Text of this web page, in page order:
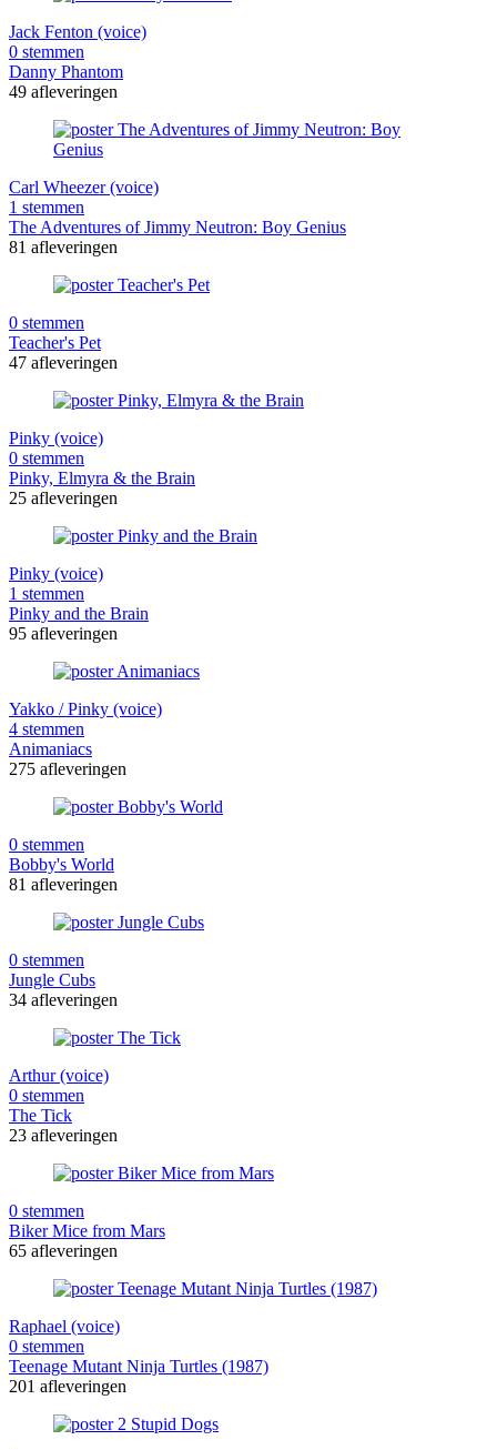
Jack Fenton (voice)
0 stemmen
Danny Phantom
49 afleveringen
Carl Wheezer (voice)
1 stemmen
The Adventures of Jimmy Neutron: Boy Genius
81 afleveringen
0 stemmen
Teacher's Pet
47 afleveringen
Pinky (voice)
0 stemmen
Pinky, Elmyra & the Brain
25 afleveringen
Pinky (voice)
1 stemmen
Pinky and the Brain
95 afleveringen
Yakko / Pinky (voice)
4 stemmen
Animaniacs
275 afleveringen
0 stemmen
Bobby's World
81 afleveringen
0 stemmen
Jungle Cubs
34 afleveringen
Arthur (voice)
0 stemmen
The Tick
23 afleveringen
0 stemmen
Biker Mice from Mars
65 afleveringen
Raphael (voice)
0 stemmen
Teenage Mutant Ninja Turtles (1987)
201 afleveringen